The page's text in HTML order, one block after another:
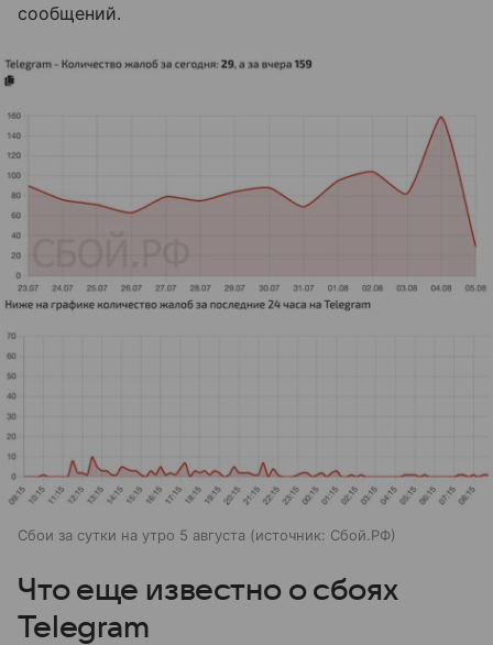
сообщений.
Сбои за сутки на утро 5 августа источник: Сбой.РФ
Что еще известно о сбоях
Telegram